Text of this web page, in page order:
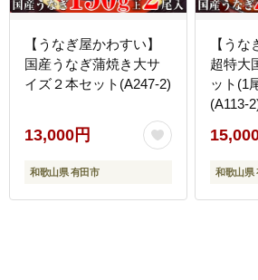
【うなぎ屋かわすい】
国産うなぎ蒲焼き大サ
イズ２本セット(A247-2)
13,000円
和歌山県 有田市
【うな
超特大
ット(1
(A113-
和歌山県